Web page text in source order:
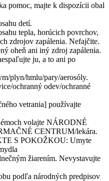
pomoc, majte k dispozícii obal
detí.
tepla, horúcich povrchov,
zdrojov zapálenia. Nefajčite.
oheň ani iný zdroj zapálenia.
ju, a to ani po
plyn/hmlu/pary/aerosóly.
ochranný odev/ochranné
vetrania] používajte
volajte NÁRODNÉ
CENTRUM/lekára.
S POKOŽKOU: Umyte
žiarením. Nevystavujte
podľa národných predpisov